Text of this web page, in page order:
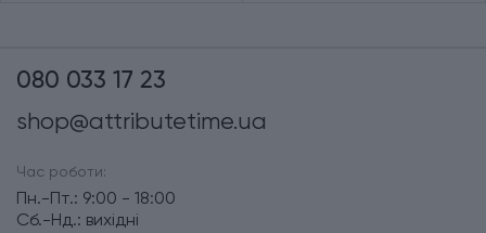
080 033 17 23
shop@attributetime.ua
Час роботи:
Пн.-Пт.: 9:00 - 18:00
Сб.-Нд.: вихідні